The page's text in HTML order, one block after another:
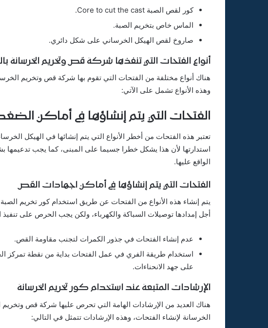
كور لقص الصبة Core to cut the cast.
الماس خاص بتخريم الصبة.
صاروخ لقص الهيكل الخرساني على شكل دائري.
أنواع الفتحات التي تنفذها شركة قص وتخريم الخرسانة
هناك أنواع مختلفة من الفتحات التي تقوم بها شركة قص وتخريم
وهذه الأنواع تشمل على الآتي:
الفتحات التي يتم إنشاؤها في أماكن
تعتبر هذه الفتحات من أخطر الأنواع التي يتم إنشائها في الهيكل
استدارتها لأن هذا يشكل خطرا جسيما على المبنى، كما يجب تدعيمها
الواقع عليها.
الفتحات التي يتم إنشاؤها في أماكن اجهادات القص
يتم إنشاء هذه الأنواع من الفتحات عن طريق استخدام كور تخريم
أجل إمدادها توصيلات السباكة والكهرباء، ولكن يجب الحرص على تنفيذ
عدم إنشاء الفتحات في جذور الكمرات لتجنب مقاومة القص.
استخدام طريقة الفري في عمل الفتحات بداية من نقطة تمركز
على جهد الانحناءات.
الإرشادات المتبعة عند استخدام كور تخريم الخرسانة
هناك العديد من الإرشادات الهامة التي تحرص عليها شركة قص
الخرسانة لإنشاء الفتحات، وهذه الإرشادات تتمثل في التالي: